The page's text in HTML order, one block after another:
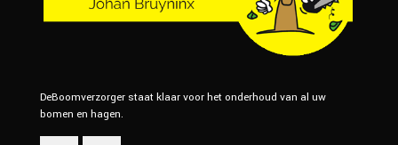
DeBoomverzorger staat klaar voor het onderhoud van al uw
bomen en hagen.